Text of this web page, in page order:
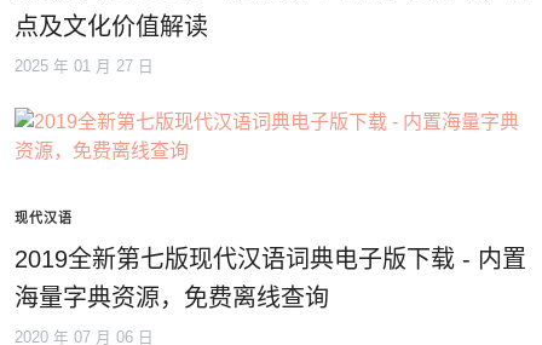
点及文化价值解读
2025 年 01 月 27 日
现代汉语
2019全新第七版现代汉语词典电子版下载 - 内置
海量字典资源，免费离线查询
2020 年 07 月 06 日